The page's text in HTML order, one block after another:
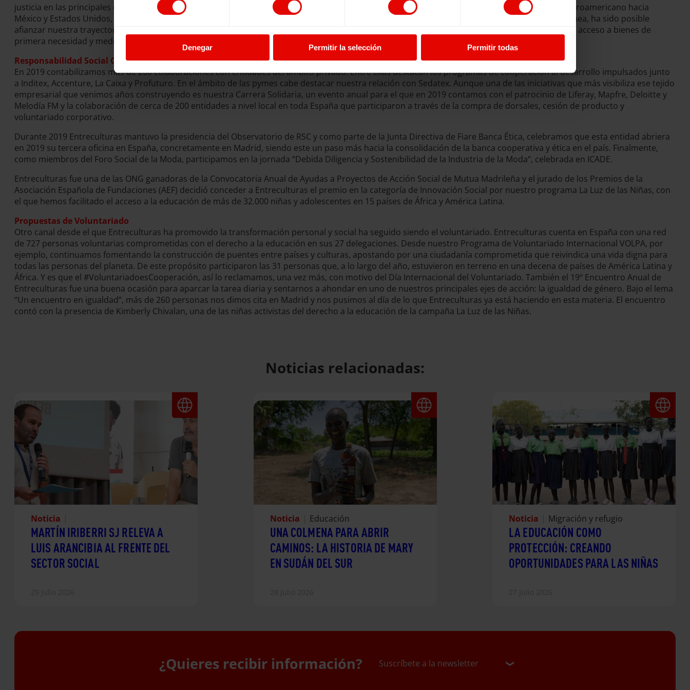
Denegar Permitir la selección Permitir todas
justicia en las principales crisis olvidadas de África y frente a los mayores flujos migratorios de América Latina (venezolano en toda la región, centroamericano hacia
México y Estados Unidos, y haitiano hacia Dominicana y otros destinos), así como a la gran crisis humanitaria siria en Oriente Próximo. En esta línea, ha sido posible
afianzar nuestra trayectoria de trabajo proporcionando a las poblaciones refugiadas y desplazadas educación en emergencia, apoyo psicosocial, acceso a bienes de
primera necesidad y medios de vida.
Responsabilidad Social Corporativa y Economía Social
En 2019 contabilizamos más de 260 colaboraciones con entidades del ámbito privado. Entre ellas destacan los programas de cooperación al desarrollo impulsados junto
a Inditex, Accenture, La Caixa y Profuturo. En el ámbito de las pymes cabe destacar nuestra relación con Sedatex. Aunque una de las iniciativas que más visibiliza ese tejido
empresarial que venimos años construyendo es nuestra Carrera Solidaria, un evento anual para el que en 2019 contamos con el patrocinio de Liferay, Mapfre, Deloitte y
Melodía FM y la colaboración de cerca de 200 entidades a nivel local en toda España que participaron a través de la compra de dorsales, cesión de producto y
voluntariado corporativo.
Durante 2019 Entreculturas mantuvo la presidencia del Observatorio de RSC y como parte de la Junta Directiva de Fiare Banca Ética, celebramos que esta entidad abriera
en 2019 su tercera oficina en España, concretamente en Madrid, siendo este un paso más hacia la consolidación de la banca cooperativa y ética en el país. Finalmente,
como miembros del Foro Social de la Moda, participamos en la jornada “Debida Diligencia y Sostenibilidad de la Industria de la Moda“, celebrada en ICADE.
Entreculturas fue una de las ONG ganadoras de la Convocatoria Anual de Ayudas a Proyectos de Acción Social de Mutua Madrileña y el jurado de los Premios de la
Asociación Española de Fundaciones (AEF) decidió conceder a Entreculturas el premio en la categoría de Innovación Social por nuestro programa La Luz de las Niñas, con
el que hemos facilitado el acceso a la educación de más de 32.000 niñas y adolescentes en 15 países de África y América Latina.
Propuestas de Voluntariado
Otro canal desde el que Entreculturas ha promovido la transformación personal y social ha seguido siendo el voluntariado. Entreculturas cuenta en España con una red
de 727 personas voluntarias comprometidas con el derecho a la educación en sus 27 delegaciones. Desde nuestro Programa de Voluntariado Internacional VOLPA, por
ejemplo, continuamos fomentando la construcción de puentes entre países y culturas, apostando por una ciudadanía comprometida que reivindica una vida digna para
todas las personas del planeta. De este propósito participaron las 31 personas que, a lo largo del año, estuvieron en terreno en una decena de países de América Latina y
África. Y es que el #VoluntariadoesCooperación, así lo reclamamos, una vez más, con motivo del Día Internacional del Voluntariado. También el 19º Encuentro Anual de
Entreculturas fue una buena ocasión para aparcar la tarea diaria y sentarnos a ahondar en uno de nuestros principales ejes de acción: la igualdad de género. Bajo el lema
“Un encuentro en igualdad”, más de 260 personas nos dimos cita en Madrid y nos pusimos al día de lo que Entreculturas ya está haciendo en esta materia. El encuentro
contó con la presencia de Kimberly Chivalan, una de las niñas activistas del derecho a la educación de la campaña La Luz de las Niñas.
Noticias relacionadas:
Noticia
MARTÍN IRIBERRI SJ RELEVA A
LUIS ARANCIBIA AL FRENTE DEL
SECTOR SOCIAL
Noticia Educación
UNA COLMENA PARA ABRIR
CAMINOS: LA HISTORIA DE MARY
EN SUDÁN DEL SUR
Noticia Migración y refugio
LA EDUCACIÓN COMO
PROTECCIÓN: CREANDO
OPORTUNIDADES PARA LAS NIÑAS
¿Quieres recibir información? Suscríbete a la newsletter